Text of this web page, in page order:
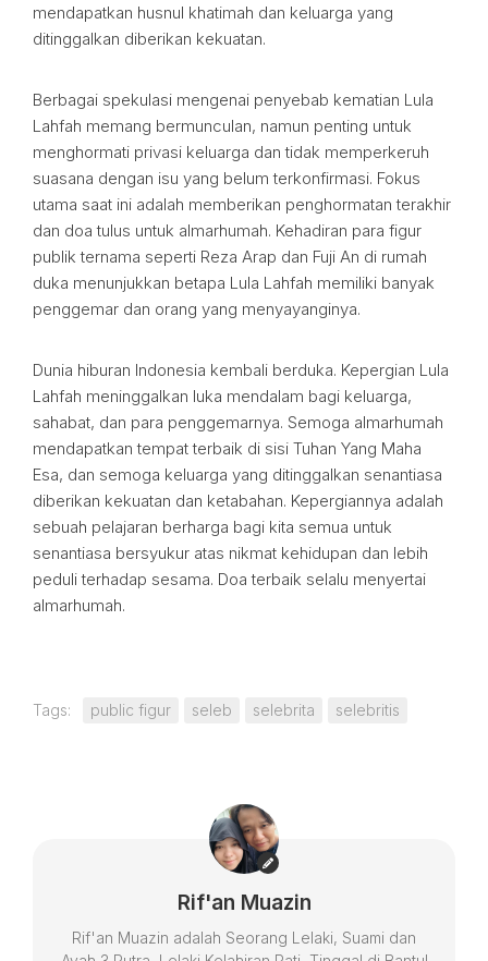
mendapatkan husnul khatimah dan keluarga yang
ditinggalkan diberikan kekuatan.
Berbagai spekulasi mengenai penyebab kematian Lula
Lahfah memang bermunculan, namun penting untuk
menghormati privasi keluarga dan tidak memperkeruh
suasana dengan isu yang belum terkonfirmasi. Fokus
utama saat ini adalah memberikan penghormatan terakhir
dan doa tulus untuk almarhumah. Kehadiran para figur
publik ternama seperti Reza Arap dan Fuji An di rumah
duka menunjukkan betapa Lula Lahfah memiliki banyak
penggemar dan orang yang menyayanginya.
Dunia hiburan Indonesia kembali berduka. Kepergian Lula
Lahfah meninggalkan luka mendalam bagi keluarga,
sahabat, dan para penggemarnya. Semoga almarhumah
mendapatkan tempat terbaik di sisi Tuhan Yang Maha
Esa, dan semoga keluarga yang ditinggalkan senantiasa
diberikan kekuatan dan ketabahan. Kepergiannya adalah
sebuah pelajaran berharga bagi kita semua untuk
senantiasa bersyukur atas nikmat kehidupan dan lebih
peduli terhadap sesama. Doa terbaik selalu menyertai
almarhumah.
Tags: public figur seleb selebrita selebritis
Rif'an Muazin
Rif'an Muazin adalah Seorang Lelaki, Suami dan